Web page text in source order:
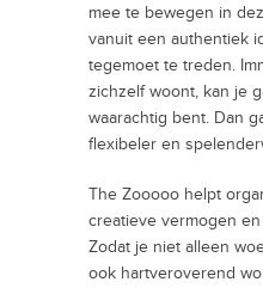
mee te bewegen in
vanuit een authentiek
tegemoet te treden.
zichzelf woont, kan je
waarachtig bent. Dan
flexibeler en
The Zooooo helpt
creatieve vermogen
Zodat je niet alleen
ook hartveroverend